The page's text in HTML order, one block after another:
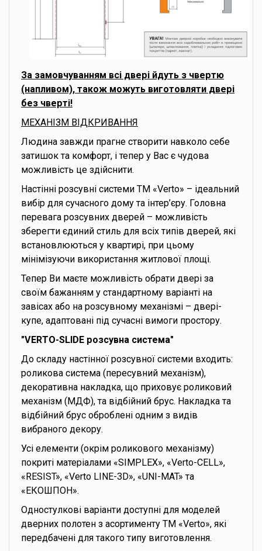
За замовчуванням всі двері йдуть з чвертю
(напливом), також можуть виготовляти двері
без чверті!
МЕХАНІЗМ ВІДКРИВАННЯ
Людина завжди прагне створити навколо себе
затишок та комфорт, і тепер у Вас є чудова
можливість це здійснити.
Настінні розсувні системи ТМ «Verto» – ідеальний
вибір для сучасного дому та інтер’єру. Головна
перевага розсувних дверей – можливість
зберегти єдиний стиль для всіх типів дверей, які
встановлюються у квартирі, при цьому
мінімізуючи використання житлової площі.
Тепер Ви маєте можливість обрати двері за
своїм бажанням у стандартному варіанті на
завісах або на розсувному механізмі – двері-
купе, адаптовані під сучасні вимоги простору.
"VERTO-SLIDE розсувна система"
До складу настінної розсувної системи входить:
роликова система (пересувний механізм),
декоративна накладка, що приховує роликовий
механізм (МДФ), та відбійний брус. Накладка та
відбійний брус оброблені одним з видів
вибраного декору.
Усі елементи (окрім роликового механізму)
покриті матеріалами «SIMPLEX», «Verto-CELL»,
«RESIST», «Verto LINE-3D», «UNI-MAT» та
«ЕКОШПОН».
Одностулкові варіанти доступні для моделей
дверних полотен з асортименту ТМ «Verto», які
передбачені для такого типу виготовлення.